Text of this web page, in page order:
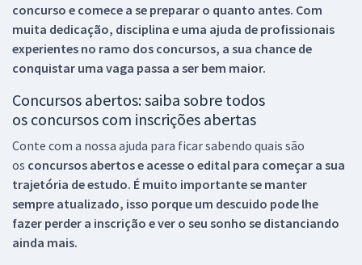
concurso e comece a se preparar o quanto antes. Com
muita dedicação, disciplina e uma ajuda de profissionais
experientes no ramo dos concursos, a sua chance de
conquistar uma vaga passa a ser bem maior.
Concursos abertos: saiba sobre todos
os concursos com inscrições abertas
Conte com a nossa ajuda para ficar sabendo quais são
os concursos abertos e acesse o edital para começar a sua
trajetória de estudo. É muito importante se manter
sempre atualizado, isso porque um descuido pode lhe
fazer perder a inscrição e ver o seu sonho se distanciando
ainda mais.